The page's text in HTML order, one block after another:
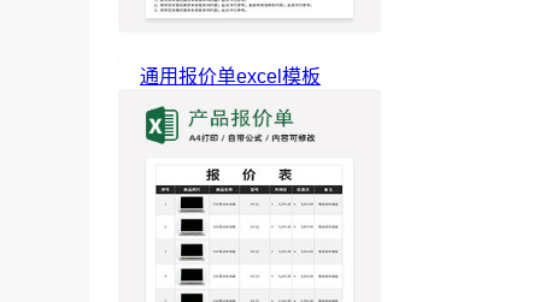
通用报价单excel模板